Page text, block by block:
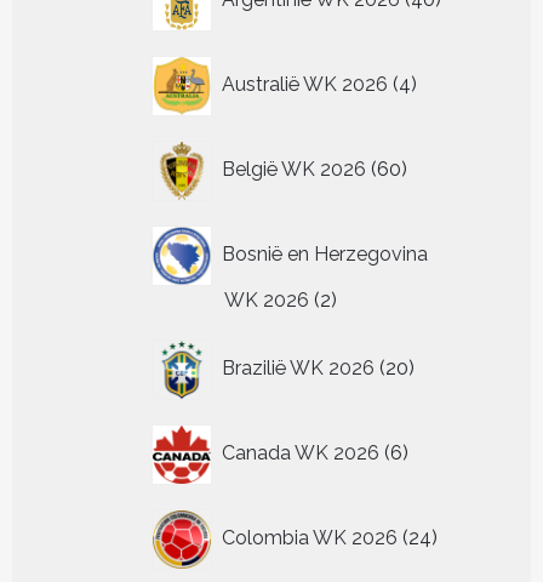
producten
Australië WK 2026 4
producten
België WK 2026 60
producten
Bosnië en Herzegovina
WK 2026 22
Brazilië WK 2026 20
producten
Canada WK 2026 6
producten
Colombia WK 2026 24
producten